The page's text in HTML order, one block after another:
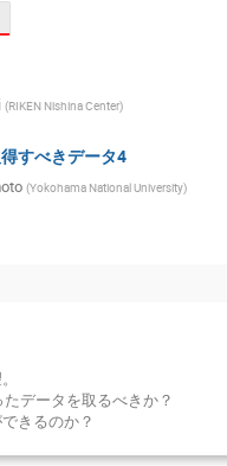
(RIKEN Nishina Center)
すべきデータ4
(Yokohama National University)
データを取るべきか？
きるのか？